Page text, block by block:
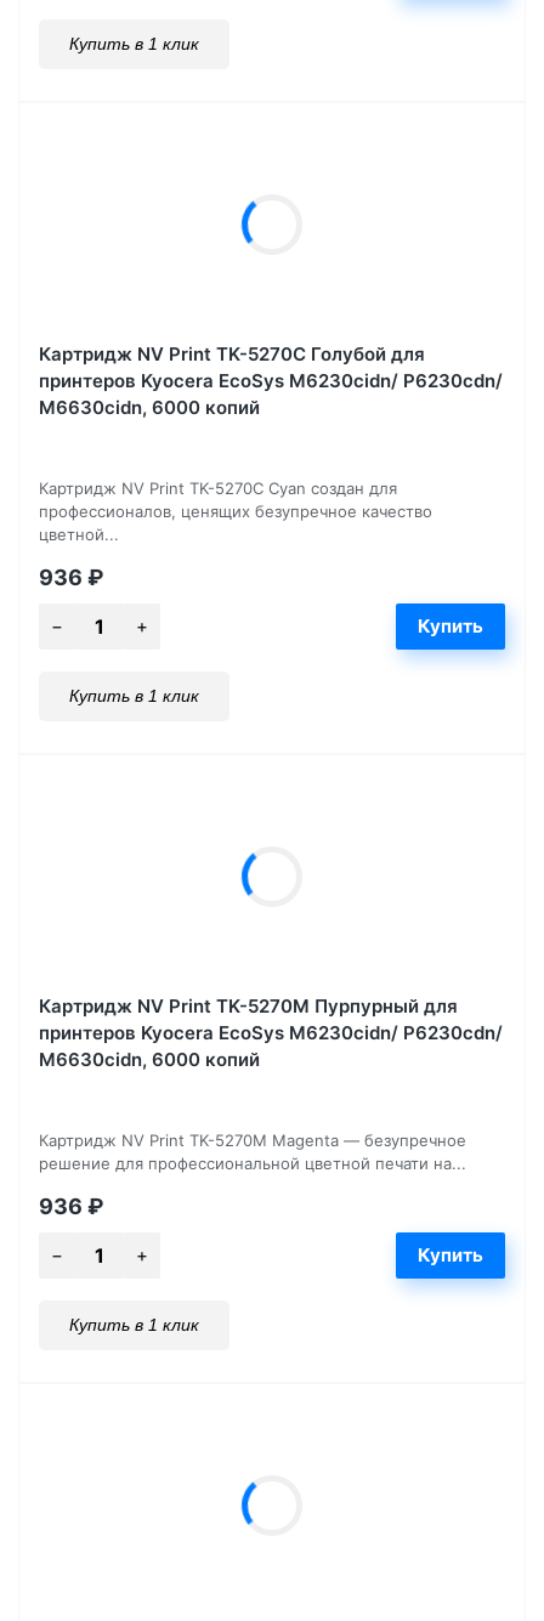
Купить в 1 клик
Картридж NV Print TK-5270С Голубой для
принтеров Kyocera EcoSys M6230cidn/ P6230cdn/
M6630cidn, 6000 копий
Картридж NV Print TK-5270C Cyan создан для
профессионалов, ценящих безупречное качество
цветной...
936 ₽
Купить в 1 клик
Картридж NV Print TK-5270M Пурпурный для
принтеров Kyocera EcoSys M6230cidn/ P6230cdn/
M6630cidn, 6000 копий
Картридж NV Print TK-5270M Magenta — безупречное
решение для профессиональной цветной печати на...
936 ₽
Купить в 1 клик